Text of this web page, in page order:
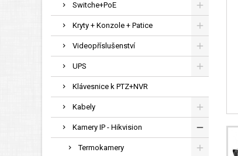
Switche+PoE
Kryty + Konzole + Patice
Videopříslušenství
UPS
Klávesnice k PTZ+NVR
Kabely
Kamery IP - Hikvision
Termokamery